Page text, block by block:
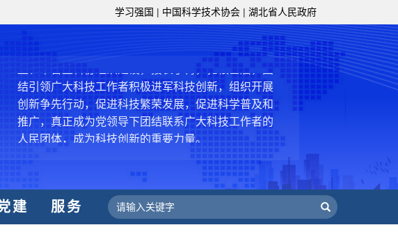
学习强国 | 中国科学技术协会 | 湖北省人民政府
中国科协各级组织要坚持为科技工作者服务、为
创新驱动发展服务、为提高全民科学素质服务、为党
和政府科学决策服务的职责定位,推动开放型、枢纽
型、平台型科协组织建设，接长手臂，扎根基层，团
结引领广大科技工作者积极进军科技创新，组织开展
创新争先行动，促进科技繁荣发展，促进科学普及和
推广，真正成为党领导下团结联系广大科技工作者的
人民团体，成为科技创新的重要力量。
——习近平 2016.5.30
中国科协要肩负起党和政府联系科技工作者桥梁
和纽带的职责，坚持为科技工作者服务、为创新驱动
发展服务、为提高全民科学素质服务、为党和政府科
建 服务